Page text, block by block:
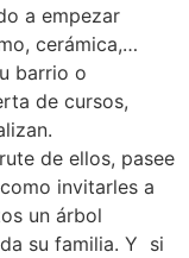
a empezar
cerámica,…
barrio o
de cursos,
de ellos, pasee
invitarles a
un árbol
su familia. Y si